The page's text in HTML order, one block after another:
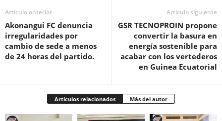
Artículo anterior
Akonangui FC denuncia
irregularidades por
cambio de sede a menos
de 24 horas del partido.
Artículo siguiente
GSR TECNOPROIN propone
convertir la basura en
energía sostenible para
acabar con los vertederos
en Guinea Ecuatorial
Artículos relacionados Más del autor